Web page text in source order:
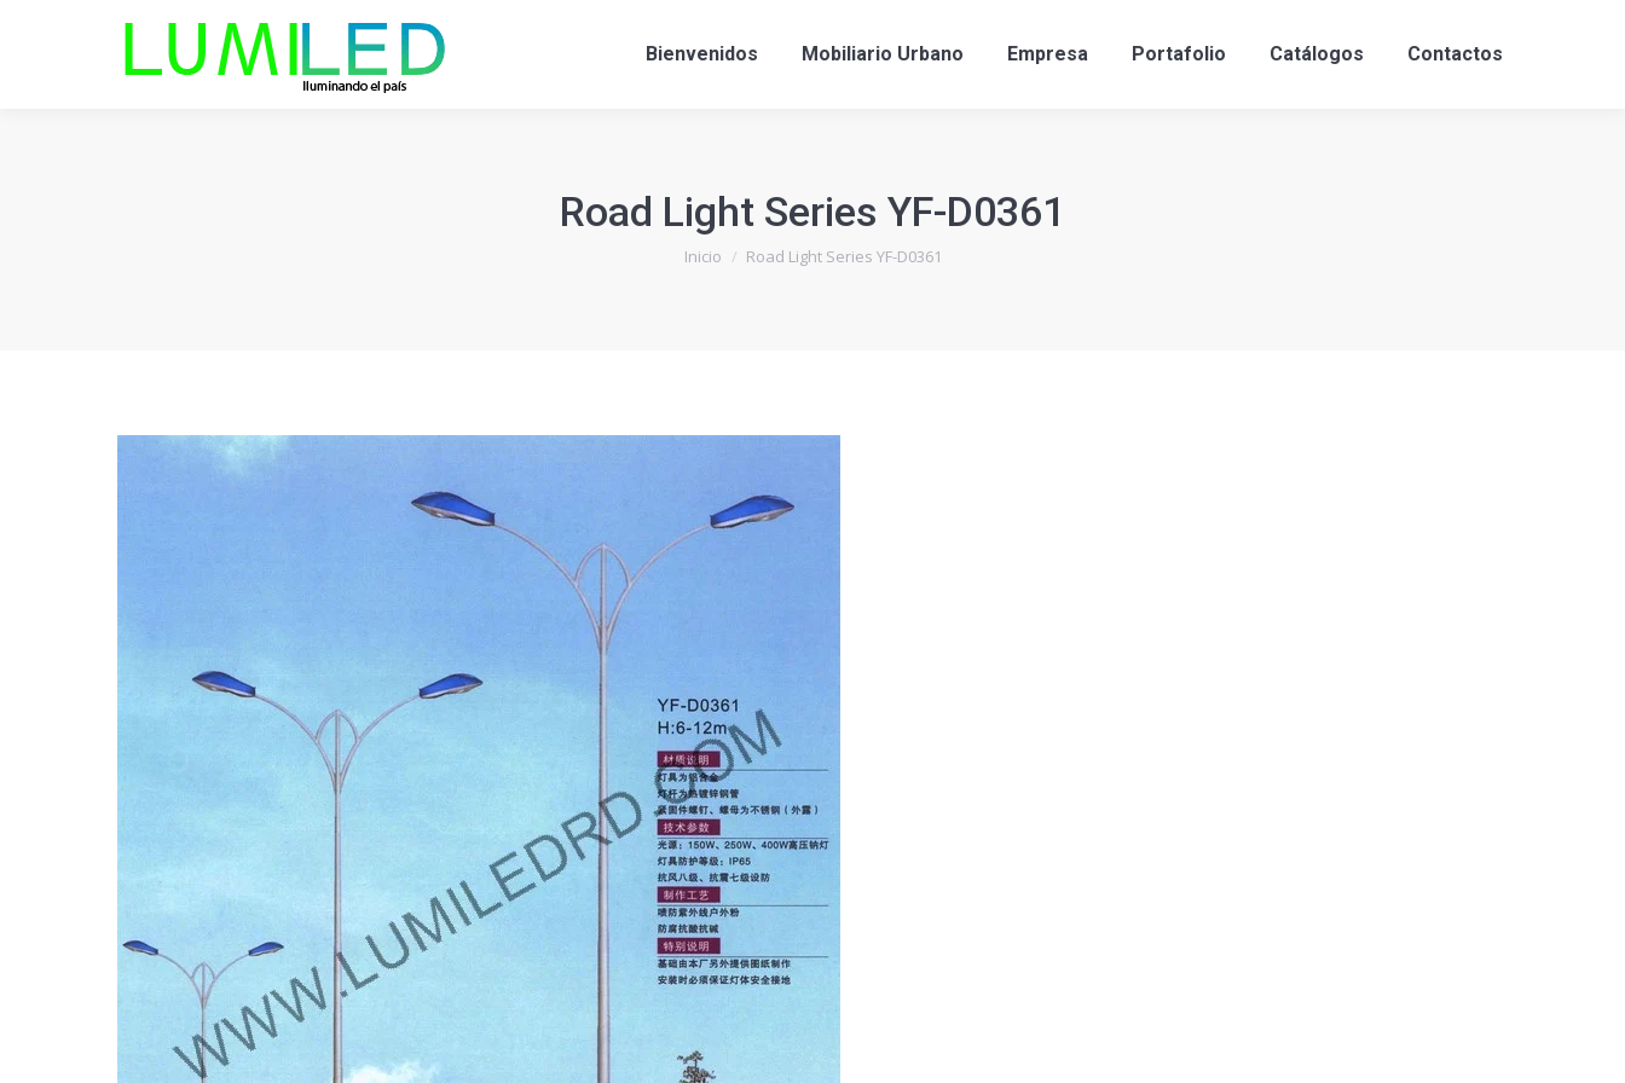
Bienvenidos Mobiliario Urbano Empresa Portafolio Catálogos Contactos
Road Light Series YF-D0361
Estás aquí:
Inicio Road Light Series YF-D0361